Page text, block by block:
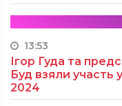
13:53
Ігор Гуда та
Буд взяли участь
2024